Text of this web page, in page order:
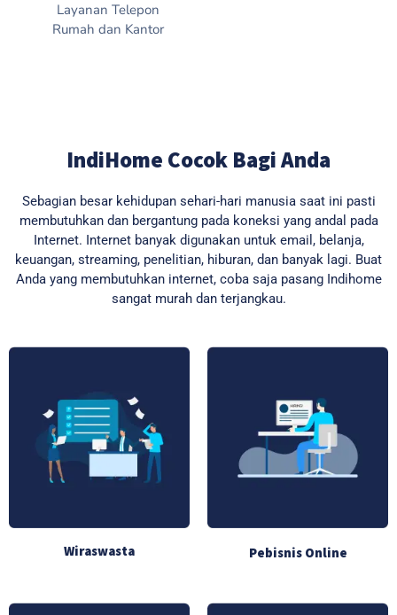
Layanan Telepon
Rumah dan Kantor
IndiHome Cocok Bagi Anda
Sebagian besar kehidupan sehari-hari manusia saat ini pasti
membutuhkan dan bergantung pada koneksi yang andal pada
Internet. Internet banyak digunakan untuk email, belanja,
keuangan, streaming, penelitian, hiburan, dan banyak lagi. Buat
Anda yang membutuhkan internet, coba saja pasang Indihome
sangat murah dan terjangkau.
Wiraswasta Pebisnis Online